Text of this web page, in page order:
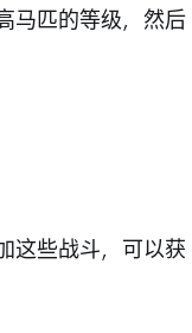
马匹的等级，然后
这些战斗，可以获